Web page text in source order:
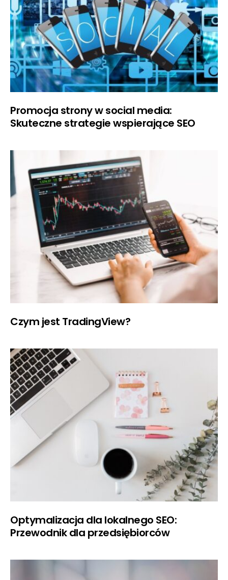
Promocja strony w social media:
Skuteczne strategie wspierające SEO
Czym jest TradingView?
Optymalizacja dla lokalnego SEO:
Przewodnik dla przedsiębiorców